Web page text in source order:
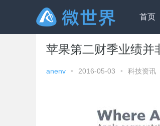
首页
微世界» 科技资讯» 苹果第二财
苹果第二财季业绩并
anenv • 2016-05-03 • 科技资讯